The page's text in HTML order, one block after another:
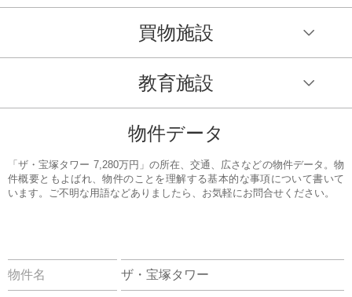
買物施設
教育施設
物件データ
「ザ・宝塚タワー 7,280万円」の所在、交通、広さなどの物件データ。物
件概要ともよばれ、物件のことを理解する基本的な事項について書いて
います。ご不明な用語などありましたら、お気軽にお問合せください。
物件名 ザ・宝塚タワー